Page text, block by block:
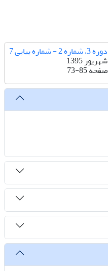
دوره 3، شماره 2 - شماره پیاپی 7
شهریور 1395
صفحه73-85